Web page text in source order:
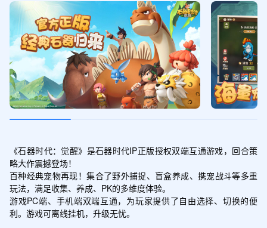
《石器时代：觉醒》是石器时代IP正版授权双端互通游戏，回合策
略大作震撼登场！
百种经典宠物再现！集合了野外捕捉、盲盒养成、携宠战斗等多重
玩法，满足收集、养成、PK的多维度体验。
游戏PC端、手机端双端互通，为玩家提供了自由选择、切换的便
利。游戏可离线挂机，升级无忧。